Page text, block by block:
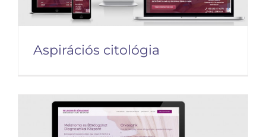
Aspirációs citológia
Aspirációs citológia